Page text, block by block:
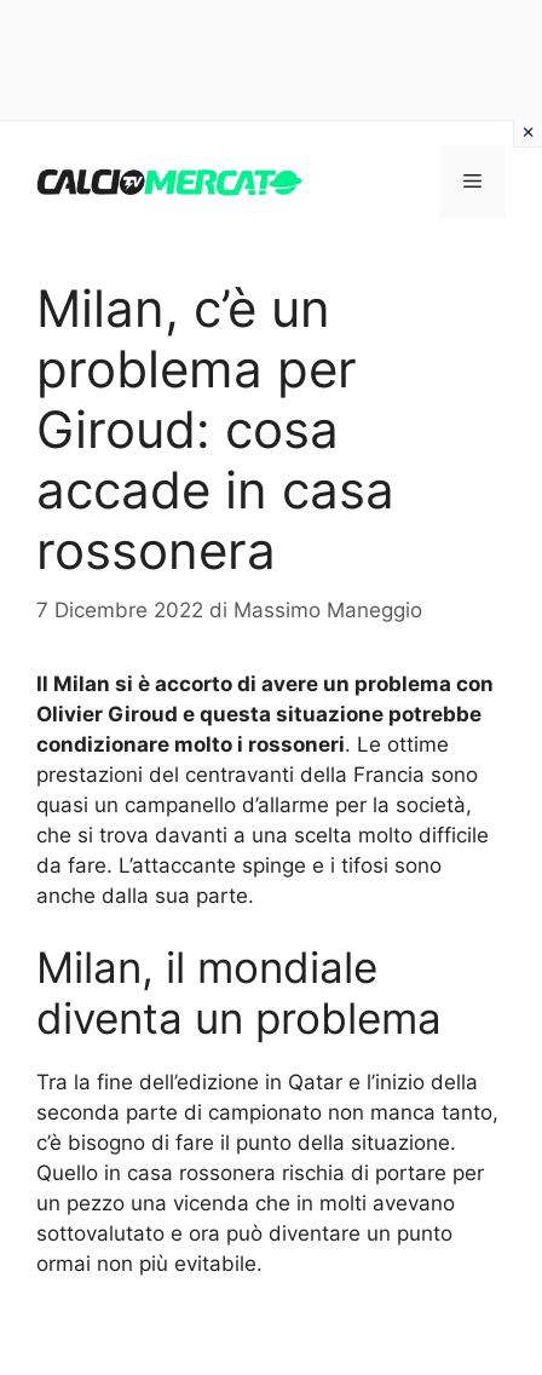
contenuto
Menu
Milan, c’è un
problema per
Giroud: cosa
accade in casa
rossonera
7 Dicembre 2022 di Massimo Maneggio
Il Milan si è accorto di avere un problema con
Olivier Giroud e questa situazione potrebbe
condizionare molto i rossoneri. Le ottime
prestazioni del centravanti della Francia sono
quasi un campanello d’allarme per la società,
che si trova davanti a una scelta molto difficile
da fare. L’attaccante spinge e i tifosi sono
anche dalla sua parte.
Milan, il mondiale
diventa un problema
Tra la fine dell’edizione in Qatar e l’inizio della
seconda parte di campionato non manca tanto,
c’è bisogno di fare il punto della situazione.
Quello in casa rossonera rischia di portare per
un pezzo una vicenda che in molti avevano
sottovalutato e ora può diventare un punto
ormai non più evitabile.